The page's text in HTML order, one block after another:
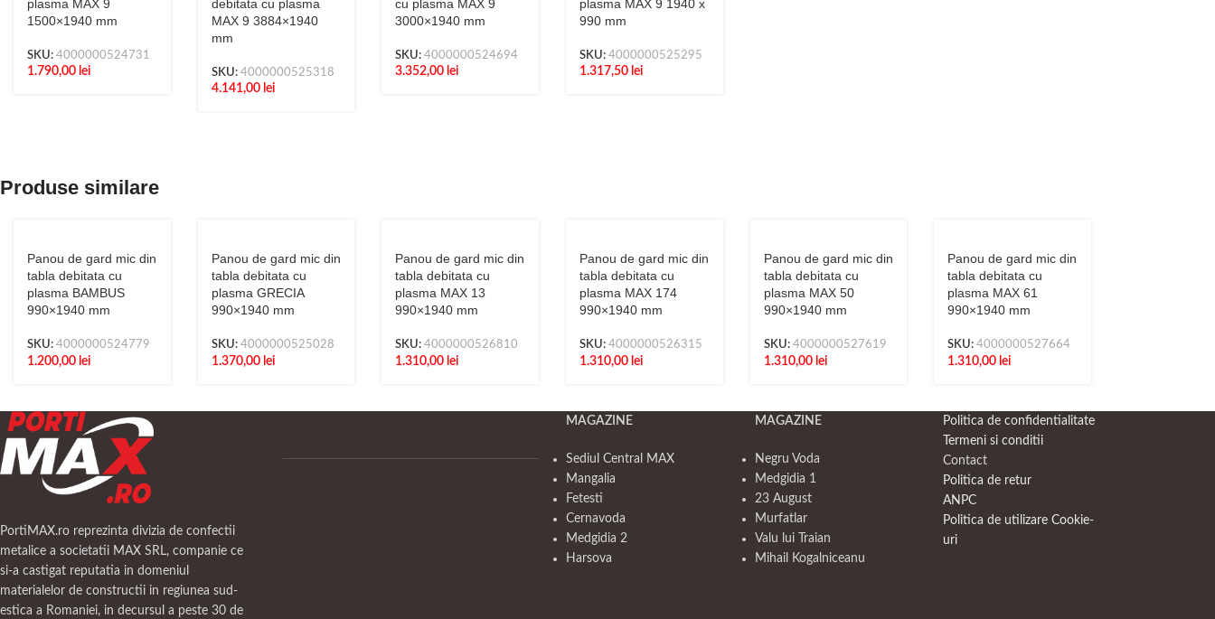
plasma MAX 9
1500×1940 mm
SKU: 4000000524731
1.790,00 lei
debitata cu plasma
MAX 9 3884×1940
mm
SKU: 4000000525318
4.141,00 lei
cu plasma MAX 9
3000×1940 mm
SKU:4000000524694
3.352,00 lei
plasma MAX 9 1940 x
990 mm
SKU: 4000000525295
1.317,50 lei
Produse similare
Panou de gard mic din
tabla debitata cu
plasma BAMBUS
990×1940 mm
SKU: 4000000524779
1.200,00 lei
Panou de gard mic din
tabla debitata cu
plasma GRECIA
990×1940 mm
SKU: 4000000525028
1.370,00 lei
Panou de gard mic din
tabla debitata cu
plasma MAX 13
990×1940 mm
SKU:4000000526810
1.310,00 lei
Panou de gard mic din
tabla debitata cu
plasma MAX 174
990×1940 mm
SKU: 4000000526315
1.310,00 lei
Panou de gard mic din
tabla debitata cu
plasma MAX 50
990×1940 mm
SKU: 4000000527619
1.310,00 lei
Panou de gard mic din
tabla debitata cu
plasma MAX 61
990×1940 mm
SKU:4000000527664
1.310,00 lei
PortiMAX.ro reprezinta divizia de confectii
metalice a societatii MAX SRL, companie ce
si-a castigat reputatia in domeniul
materialelor de constructii in regiunea sud-
estica a Romaniei, in decursul a peste 30 de
MAGAZINE
Sediul Central MAX
Mangalia
Fetesti
Cernavoda
Medgidia 2
Harsova
MAGAZINE
Negru Voda
Medgidia 1
23 August
Murfatlar
Valu lui Traian
Mihail Kogalniceanu
Politica de confidentialitate
Termeni si conditii
Contact
Politica de retur
ANPC
Politica de utilizare Cookie-
uri